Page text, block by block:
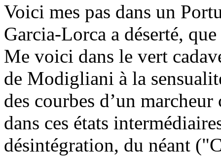
Voici mes pas dans un
Garcia-Lorca a déserté,
Me voici dans le vert
de Modigliani à la
des courbes d’un
dans ces états
désintégration, du néant